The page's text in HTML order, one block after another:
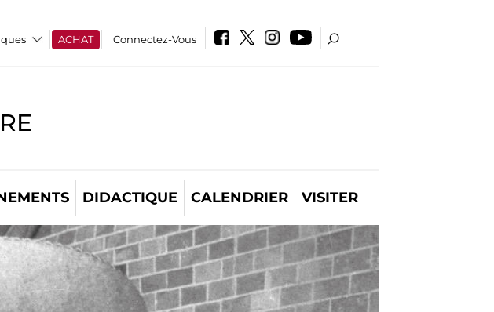
ACHAT Connectez-Vous
DIDACTIQUE CALENDRIER VISITER